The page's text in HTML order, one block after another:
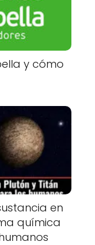
y cómo
en
química